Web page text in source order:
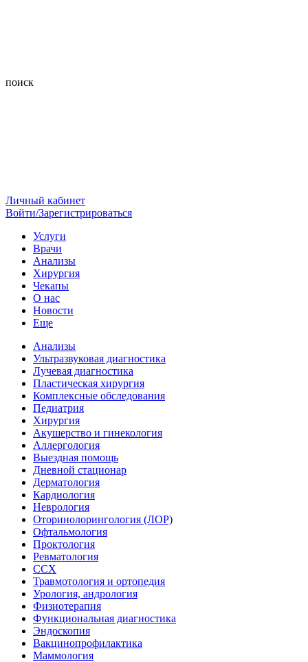
поиск
Личный кабинет
Войти/Зарегистрироваться
Услуги
Врачи
Анализы
Хирургия
Чекапы
О нас
Новости
Еще
Анализы
Ультразвуковая диагностика
Лучевая диагностика
Пластическая хирургия
Комплексные обследования
Педиатрия
Хирургия
Акушерство и гинекология
Аллергология
Выездная помощь
Дневной стационар
Дерматология
Кардиология
Неврология
Оторинолорингология (ЛОР)
Офтальмология
Проктология
Ревматология
ССХ
Травмотология и ортопедия
Урология, андрология
Физиотерапия
Функциональная диагностика
Эндоскопия
Вакцинопрофилактика
Маммология